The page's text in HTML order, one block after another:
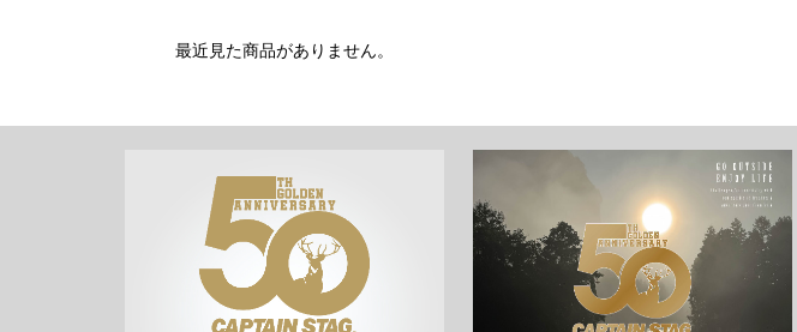
最近見た商品がありません。